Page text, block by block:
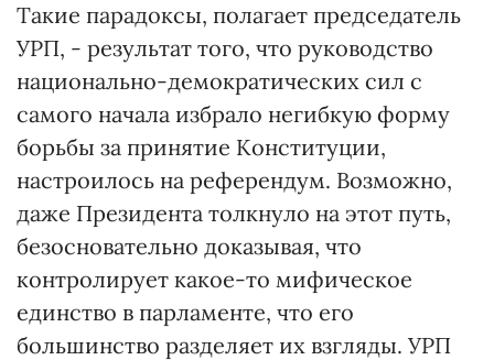
Такие парадоксы, полагает председатель
УРП, - результат того, что руководство
национально-демократических сил с
самого начала избрало негибкую форму
борьбы за принятие Конституции,
настроилось на референдум. Возможно,
даже Президента толкнуло на этот путь,
безосновательно доказывая, что
контролирует какое-то мифическое
единство в парламенте, что его
большинство разделяет их взгляды. УРП